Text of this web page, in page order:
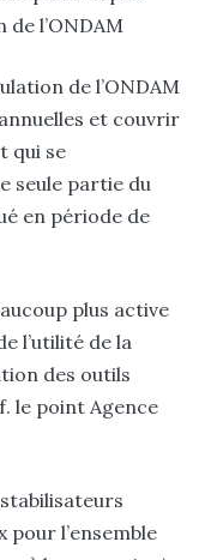
l’ONDAM
de l’ONDAM
et couvrir
qui se
seule partie du
en période de
plus active
l’utilité de la
des outils
le point Agence
l’ensemble